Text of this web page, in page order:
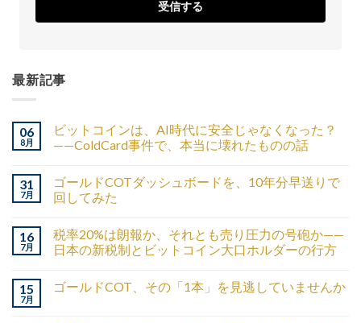
受信する
最新記事
06
8月
ビットコインは、AI時代に安全じゃなくなった？
——ColdCard事件で、本当に壊れたものの話
31
7月
ゴールドCOTダッシュボードを、10年分早送りで
回してみた
16
7月
税率20%は朗報か、それとも売り圧力の号砲か——
日本の新税制とビットコイン大口ホルダーの行方
15
7月
ゴールドCOT、その「1本」を見逃していませんか